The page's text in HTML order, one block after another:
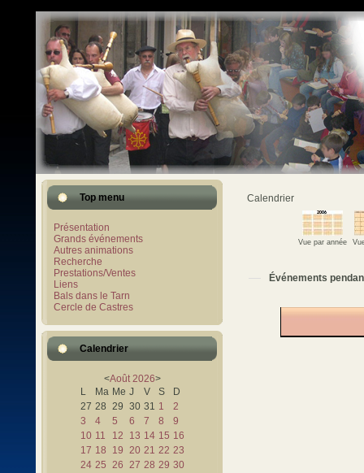
Top menu
Présentation
Grands événements
Autres animations
Recherche
Prestations/Ventes
Liens
Bals dans le Tarn
Cercle de Castres
Calendrier
<Août 2026>
L
Ma Me J V S
D
27 28 29 30 31 1
2
3
4 5 6 7 8
9
10 11 12 13 14 15 16
17 18 19 20 21 22 23
24 25 26 27 28 29 30
Calendrier
Vue par année
Événements